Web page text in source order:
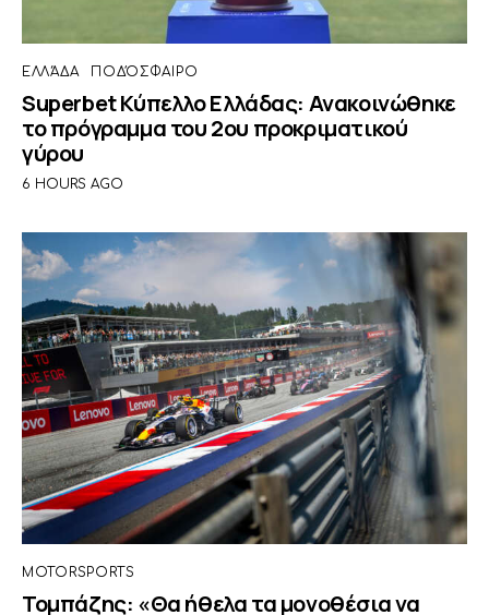
ΕΛΛΆΔΑ ΠΟΔΌΣΦΑΙΡΟ
Superbet Κύπελλο Ελλάδας: Ανακοινώθηκε
το πρόγραμμα του 2ου προκριματικού
γύρου
6 HOURS AGO
MOTORSPORTS
Τομπάζης: «Θα ήθελα τα μονοθέσια να